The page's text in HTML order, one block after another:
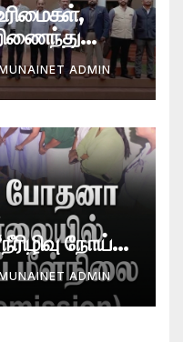
இந்திய
ADMIN
நோய்
Remission)
ஆரம்பம்
ADMIN